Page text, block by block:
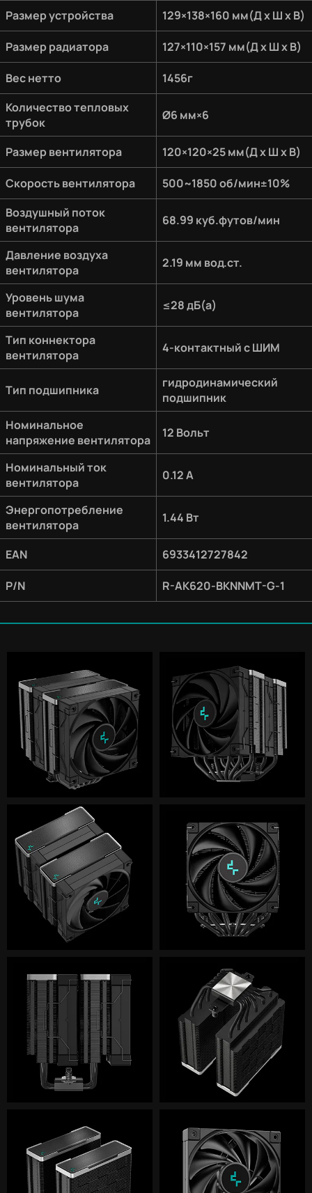
Размер устройства 129×138×160 мм(Д х Ш х В)
Размер радиатора 127×110×157 мм(Д х Ш х В)
Вес нетто
1456г
Количество тепловых
трубок
Ø6 мм×6
Размер вентилятора 120×120×25 мм(Д х Ш х В)
Скорость вентилятора
500~1850 об/мин±10%
Воздушный поток
вентилятора
68.99 куб.футов/мин
Давление воздуха
вентилятора
2.19 мм вод.ст.
Уровень шума
вентилятора
≤28 дБ(а)
Тип коннектора
вентилятора
4-контактный с ШИМ
Тип подшипника
гидродинамический
подшипник
Номинальное
напряжение вентилятора
12 Вольт
Номинальный ток
вентилятора
0.12 A
Энергопотребление
вентилятора
1.44 Вт
EAN 6933412727842
P/N R-AK620-BKNNMT-G-1